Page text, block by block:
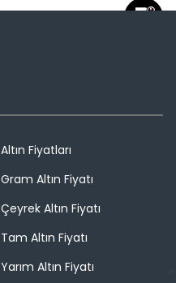
Altın Fiyatları
Gram Altın Fiyatı
Çeyrek Altın Fiyatı
Tam Altın Fiyatı
Yarım Altın Fiyatı